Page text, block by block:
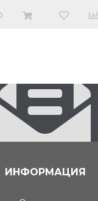
ИНФОРМАЦИЯ